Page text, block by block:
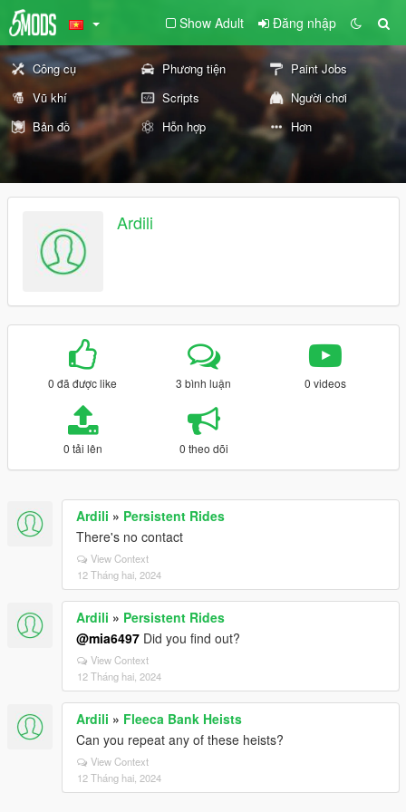
Show Adult Đăng nhập
Công cụ Phương tiện
Paint Jobs
Vũ khí
Scripts
Người chơi
Bản đồ
Hỗn hợp Hơn
Ardili
0 đã được like 3 bình luận 0 videos
0 tải lên 0 theo dõi
Ardili » Persistent Rides
There's no contact
View Context
12 Tháng hai, 2024
Ardili » Persistent Rides
@mia6497 Did you find out?
View Context
12 Tháng hai, 2024
Ardili » Fleeca Bank Heists
Can you repeat any of these heists?
View Context
12 Tháng hai, 2024